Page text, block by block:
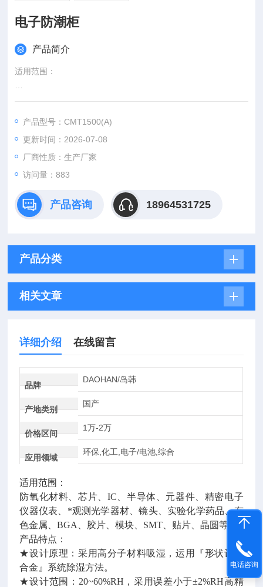
电子防潮柜
产品简介
适用范围：
防氧化材料、芯片、IC、半导体、元器件、精密电子仪器仪表、*
模块、SMT、贴片、晶圆等。
产品型号：CMT1500(A)
更新时间：2026-07-08
厂商性质：生产厂家
访问量：883
产品咨询 18964531725
产品分类
相关文章
详细介绍 在线留言
品牌
DAOHAN/岛韩
产地类别
国产
价格区间
1万-2万
应用领域
环保,化工,电子/电池,综合
适用范围：
防氧化材料、芯片、 IC、半导体、元器件、精密电子
仪器仪表
*观测光学器材、镜头、实验化学药品、有
色金属、BGA、胶片、模块、SMT、贴片、晶圆等。
产品特点：
★设计原理：采用高分子材料吸湿，运用『形状记忆
合金』系统除湿方法。
★设计范围：20~60%RH，采用误差小于±2%RH高精
电话咨询